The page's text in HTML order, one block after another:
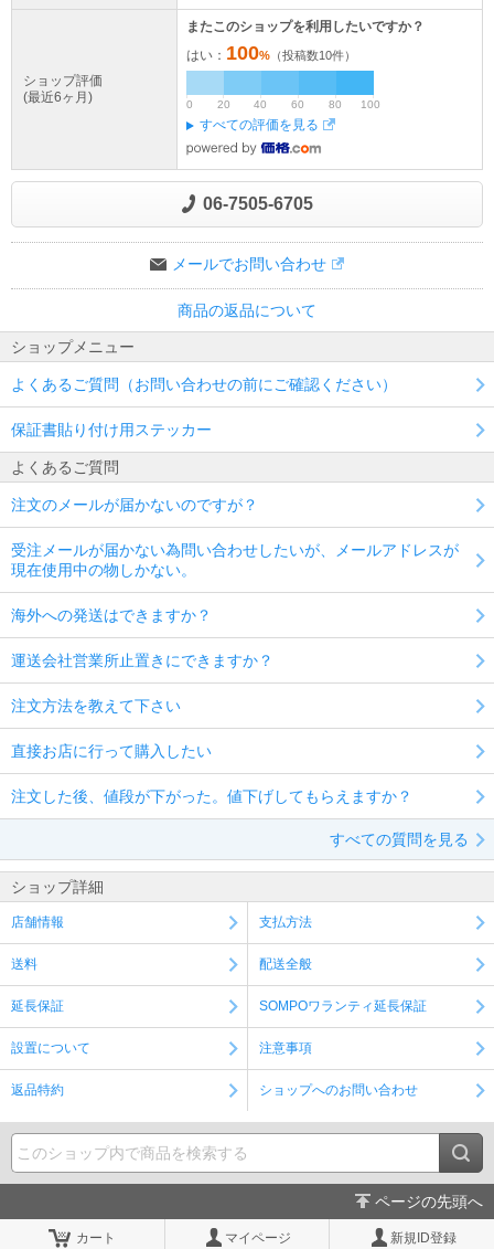
ショップ評価
(最近6ヶ月)
またこのショップを利用したいですか？
はい： 100% （投稿数10件）
0 20 40 60 80 100
すべての評価を見る
06-7505-6705
メールでお問い合わせ
商品の返品について
ショップメニュー
よくあるご質問（お問い合わせの前にご確認ください）
保証書貼り付け用ステッカー
よくあるご質問
注文のメールが届かないのですが？
受注メールが届かない為問い合わせしたいが、メールアドレスが
現在使用中の物しかない。
海外への発送はできますか？
運送会社営業所止置きにできますか？
注文方法を教えて下さい
直接お店に行って購入したい
注文した後、値段が下がった。値下げしてもらえますか？
すべての質問を見る
ショップ詳細
店舗情報 支払方法
送料 配送全般
延長保証 SOMPOワランティ延長保証
設置について 注意事項
返品特約 ショップへのお問い合わせ
ページの先頭へ
カート マイページ 新規ID登録